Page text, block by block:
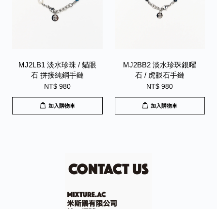
MJ2LB1 淡水珍珠 / 貓眼
石 拼接純鋼手鏈
NT$ 980
加入購物車
MJ2BB2 淡水珍珠銀曜
石 / 虎眼石手鏈
NT$ 980
加入購物車